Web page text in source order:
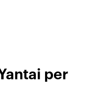
per